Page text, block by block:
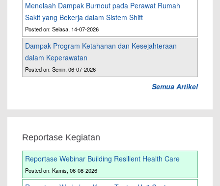
Menelaah Dampak Burnout pada Perawat Rumah
Sakit yang Bekerja dalam Sistem Shift
Posted on: Selasa, 14-07-2026
Dampak Program Ketahanan dan Kesejahteraan
dalam Keperawatan
Posted on: Senin, 06-07-2026
Semua Artikel
Reportase Kegiatan
Reportase Webinar Building Resilient Health Care
Posted on: Kamis, 06-08-2026